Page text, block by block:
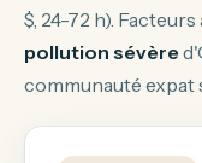
$, 24-72 h).
pollution sévère
communauté expat